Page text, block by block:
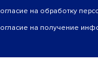
на обработку
на получение